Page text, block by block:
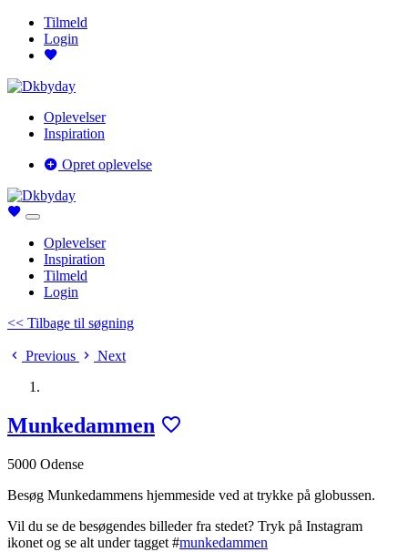
Tilmeld
Login
Oplevelser
Inspiration
Opret oplevelse
Oplevelser
Inspiration
Tilmeld
Login
<< Tilbage til søgning
Previous Next
Munkedammen
5000 Odense
Besøg Munkedammens hjemmeside ved at trykke på globussen.
Vil du se de besøgendes billeder fra stedet? Tryk på Instagram
ikonet og se alt under tagget #munkedammen